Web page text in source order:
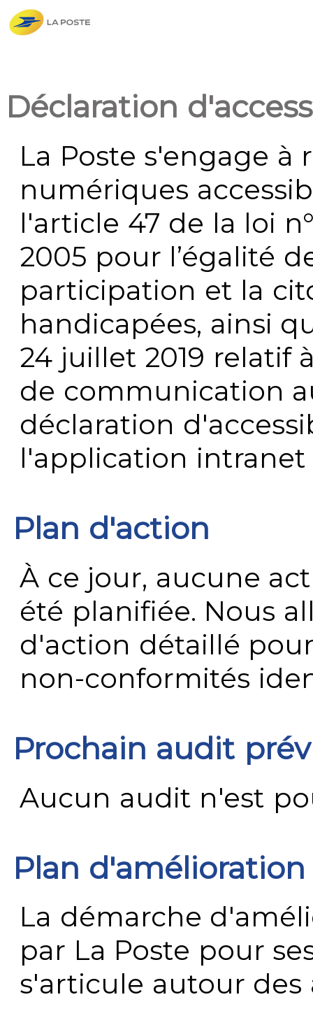
Déclaration
La Poste s'engage à
numériques
l'article 47 de la loi
2005 pour l’égalité
participation et la
handicapées, ainsi
24 juillet 2019 relatif
de communication
déclaration
l'application
Plan d'action
À ce jour, aucune
été planifiée. Nous
d'action détaillé
non-conformités
Prochain audit
Aucun audit n'est
Plan
La démarche
par La Poste pour
s'articule autour des